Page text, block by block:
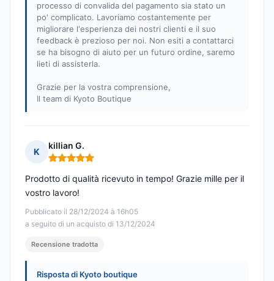
processo di convalida del pagamento sia stato un
po' complicato. Lavoriamo costantemente per
migliorare l'esperienza dei nostri clienti e il suo
feedback è prezioso per noi. Non esiti a contattarci
se ha bisogno di aiuto per un futuro ordine, saremo
lieti di assisterla.
Grazie per la vostra comprensione,
Il team di Kyoto Boutique
K
killian G.
Nota: 5 su 5
Pubblicato il 28/12/2024 à 16h05
a seguito di un acquisto di 13/12/2024
Prodotto di qualità ricevuto in tempo! Grazie mille per il
vostro lavoro!
Recensione tradotta
Risposta di Kyoto boutique